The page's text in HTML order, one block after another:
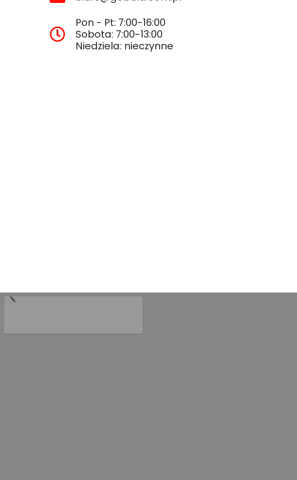
Pon - Pt: 7:00-16:00
Sobota: 7:00-13:00
Niedziela: nieczynne